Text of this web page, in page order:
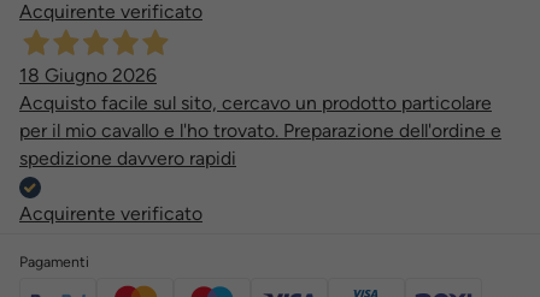
Acquirente verificato
18 Giugno 2026
Acquisto facile sul sito, cercavo un prodotto particolare
per il mio cavallo e l'ho trovato. Preparazione dell'ordine e
spedizione davvero rapidi
Acquirente verificato
Pagamenti